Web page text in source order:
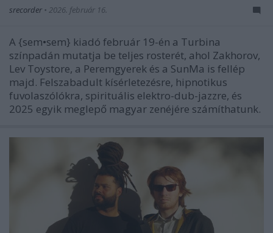
srecorder • 2026. február 16.
A {sem•sem} kiadó február 19-én a Turbina
színpadán mutatja be teljes rosterét, ahol Zakhorov,
Lev Toystore, a Peremgyerek és a SunMa is fellép
majd. Felszabadult kísérletezésre, hipnotikus
fuvolaszólókra, spirituális elektro-dub-jazzre, és
2025 egyik meglepő magyar zenéjére számíthatunk.